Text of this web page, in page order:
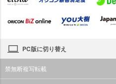
PC版に切り替え
禁無断複写転載